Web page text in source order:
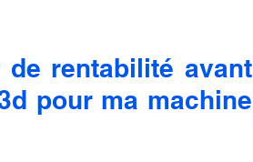
rentabilité avant
pour ma machine